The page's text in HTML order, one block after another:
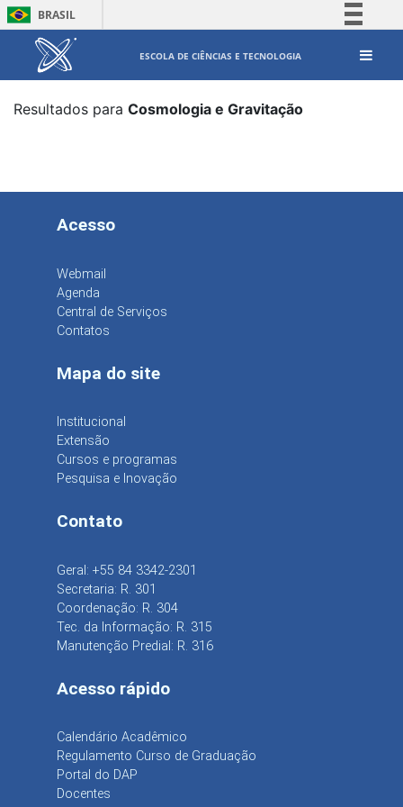
BRASIL
ESCOLA DE CIÊNCIAS E TECNOLOGIA
Resultados para Cosmologia e Gravitação
Acesso
Webmail
Agenda
Central de Serviços
Contatos
Mapa do site
Institucional
Extensão
Cursos e programas
Pesquisa e Inovação
Contato
Geral: +55 84 3342-2301
Secretaria: R. 301
Coordenação: R. 304
Tec. da Informação: R. 315
Manutenção Predial: R. 316
Acesso rápido
Calendário Acadêmico
Regulamento Curso de Graduação
Portal do DAP
Docentes